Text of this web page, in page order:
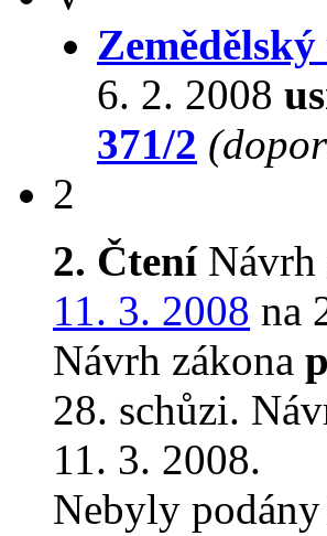
6. 2. 2008
371/2
2
2. ČteníNávrh
11. 3. 2008 na
Návrh zákona
28. schůzi.
11. 3. 2008.
Nebyly